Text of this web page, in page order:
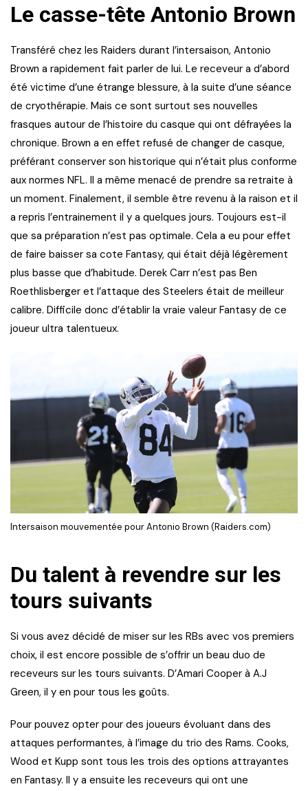
Le casse-tête Antonio Brown
Transféré chez les Raiders durant l’intersaison, Antonio
Brown a rapidement fait parler de lui. Le receveur a d’abord
été victime d’une étrange blessure, à la suite d’une séance
de cryothérapie. Mais ce sont surtout ses nouvelles
frasques autour de l’histoire du casque qui ont défrayées la
chronique. Brown a en effet refusé de changer de casque,
préférant conserver son historique qui n’était plus conforme
aux normes NFL. Il a même menacé de prendre sa retraite à
un moment. Finalement, il semble être revenu à la raison et il
a repris l’entrainement il y a quelques jours. Toujours est-il
que sa préparation n’est pas optimale. Cela a eu pour effet
de faire baisser sa cote Fantasy, qui était déjà légèrement
plus basse que d’habitude. Derek Carr n’est pas Ben
Roethlisberger et l’attaque des Steelers était de meilleur
calibre. Difficile donc d’établir la vraie valeur Fantasy de ce
joueur ultra talentueux.
Intersaison mouvementée pour Antonio Brown (Raiders.com)
Du talent à revendre sur les
tours suivants
Si vous avez décidé de miser sur les RBs avec vos premiers
choix, il est encore possible de s’offrir un beau duo de
receveurs sur les tours suivants. D’Amari Cooper à A.J
Green, il y en pour tous les goûts.
Pour pouvez opter pour des joueurs évoluant dans des
attaques performantes, à l’image du trio des Rams. Cooks,
Wood et Kupp sont tous les trois des options attrayantes
en Fantasy. Il y a ensuite les receveurs qui ont une